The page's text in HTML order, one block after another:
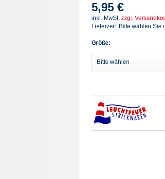
5,95 €
inkl. MwSt. zzgl.
Lieferzeit: Bitte wählen Sie
Größe: